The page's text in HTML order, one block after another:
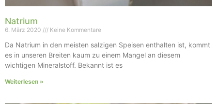
Natrium
6. März 2020 Keine Kommentare
Da Natrium in den meisten salzigen Speisen enthalten ist, kommt
es in unseren Breiten kaum zu einem Mangel an diesem
wichtigen Mineralstoff. Bekannt ist es
Weiterlesen »